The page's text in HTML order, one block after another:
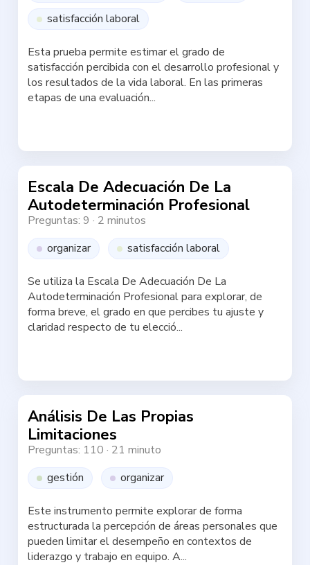
satisfacción laboral
Esta prueba permite estimar el grado de
satisfacción percibida con el desarrollo profesional y
los resultados de la vida laboral. En las primeras
etapas de una evaluación...
Escala De Adecuación De La
Autodeterminación Profesional
Preguntas: 9 · 2 minutos
organizar
satisfacción laboral
Se utiliza la Escala De Adecuación De La
Autodeterminación Profesional para explorar, de
forma breve, el grado en que percibes tu ajuste y
claridad respecto de tu elecció...
Análisis De Las Propias
Limitaciones
Preguntas: 110 · 21 minuto
gestión
organizar
Este instrumento permite explorar de forma
estructurada la percepción de áreas personales que
pueden limitar el desempeño en contextos de
liderazgo y trabajo en equipo. A...